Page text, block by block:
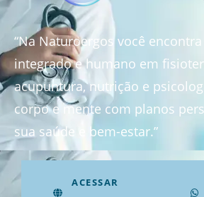
“Na Naturoergos você
integrado e humano em
acupuntura, nutrição e
corpo e mente com planos
sua saúde e bem-estar.”
ACESSAR